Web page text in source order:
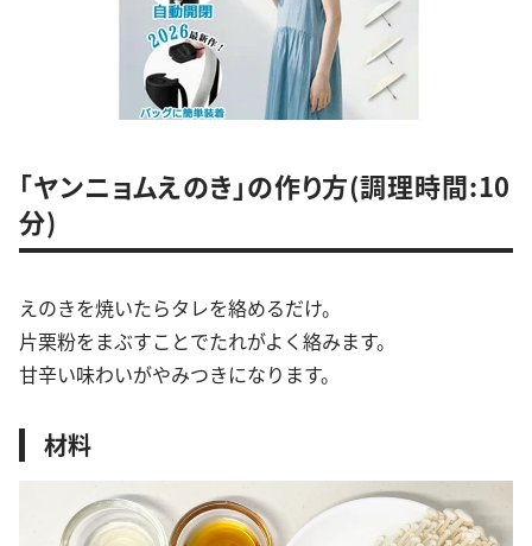
「ヤンニョムえのき」の作り方(調理時間:10
分)
えのきを焼いたらタレを絡めるだけ。
片栗粉をまぶすことでたれがよく絡みます。
甘辛い味わいがやみつきになります。
材料